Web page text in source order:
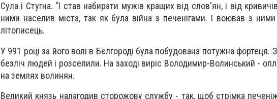
Сула і Стугна. "І став набирати мужів кращих від слов'ян, і від
ними населив міста, так як була війна з печенігами. І воював з
літописець.
У 991 році за його волі в Бєлгороді була побудована потужна
безліч людей і розселили. На заході виріс Володимир-Волинський -
на землях волинян.
Великий князь налагодив сторожову службу - так, щоб стрімка